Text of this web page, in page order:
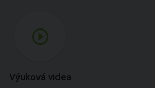
Výuková videa